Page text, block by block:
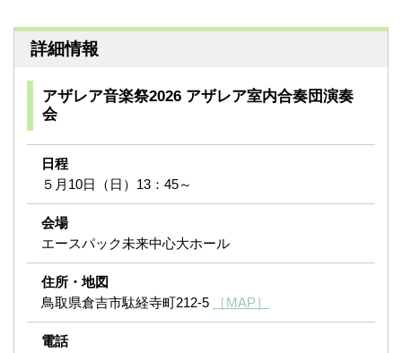
詳細情報
アザレア音楽祭2026 アザレア室内合奏団演奏
会
日程
５月10日（日）13：45～
会場
エースパック未来中心大ホール
住所・地図
鳥取県倉吉市駄経寺町212-5
［MAP］
電話